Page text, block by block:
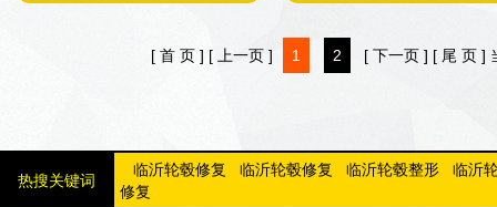
[ 首 页 ] [ 上一页 ] 1 2 [ 下一页 ] [ 尾 页 ]
热搜关键词
临沂轮毂修复 临沂轮毂修复 临沂轮毂整形
临沂
修复